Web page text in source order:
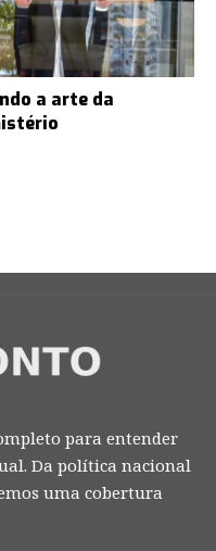
a arte da
para entender
Da política nacional
uma cobertura